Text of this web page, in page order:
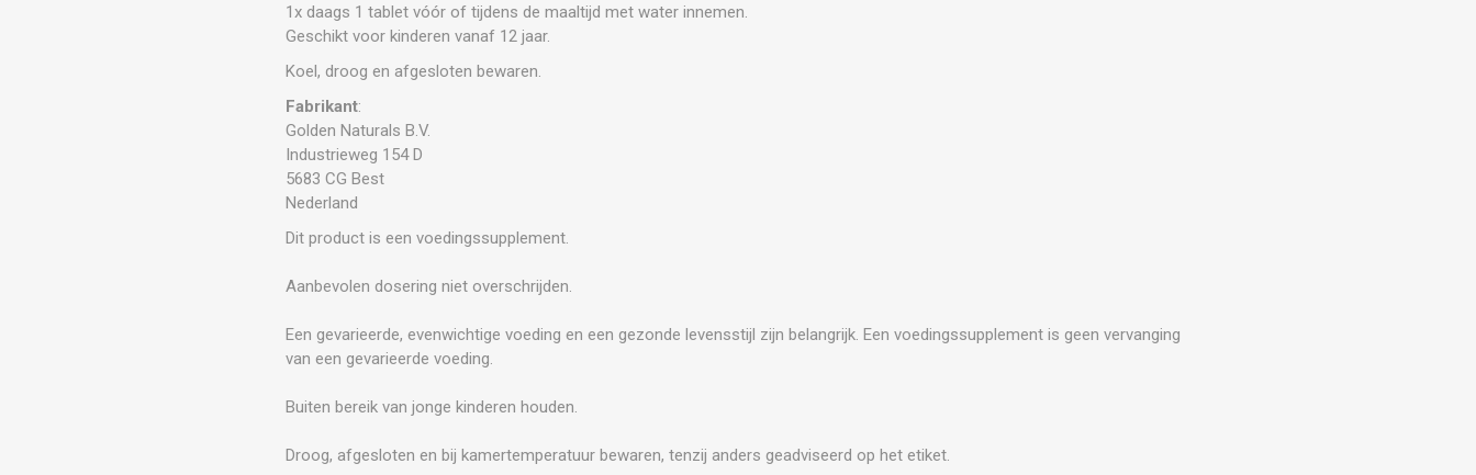
1x daags 1 tablet vóór of tijdens de maaltijd met water innemen.
Geschikt voor kinderen vanaf 12 jaar.
Koel, droog en afgesloten bewaren.
Fabrikant:
Golden Naturals B.V.
Industrieweg 154 D
5683 CG Best
Nederland
Dit product is een voedingssupplement.
Aanbevolen dosering niet overschrijden.
Een gevarieerde, evenwichtige voeding en een gezonde levensstijl zijn belangrijk. Een voedingssupplement is geen vervanging
van een gevarieerde voeding.
Buiten bereik van jonge kinderen houden.
Droog, afgesloten en bij kamertemperatuur bewaren, tenzij anders geadviseerd op het etiket.